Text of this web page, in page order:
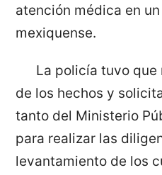
atención médica en
mexiquense.
La policía tuvo que
de los hechos y
tanto del Ministerio
para realizar las
levantamiento de los